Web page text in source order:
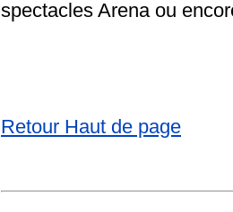
spectacles Arena ou
Retour Haut de page